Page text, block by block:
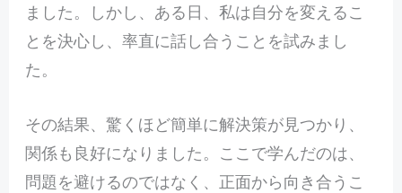
ました。しかし、ある日、私は自分を変えるこ
とを決心し、率直に話し合うことを試みまし
た。
その結果、驚くほど簡単に解決策が見つかり、
関係も良好になりました。ここで学んだのは、
問題を避けるのではなく、正面から向き合うこ